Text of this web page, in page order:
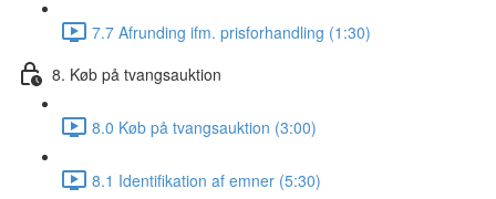
7.7 Afrunding ifm. prisforhandling (1:30)
8. Køb på tvangsauktion
8.0 Køb på tvangsauktion (3:00)
8.1 Identifikation af emner (5:30)